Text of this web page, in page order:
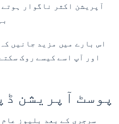
آپریشن اکثر ناگوار
اس بارے میں مزید جانیں
اور آپ اسے کیسے روک
پوسٹ آپریشن
سرجری کے بعد بلیوز